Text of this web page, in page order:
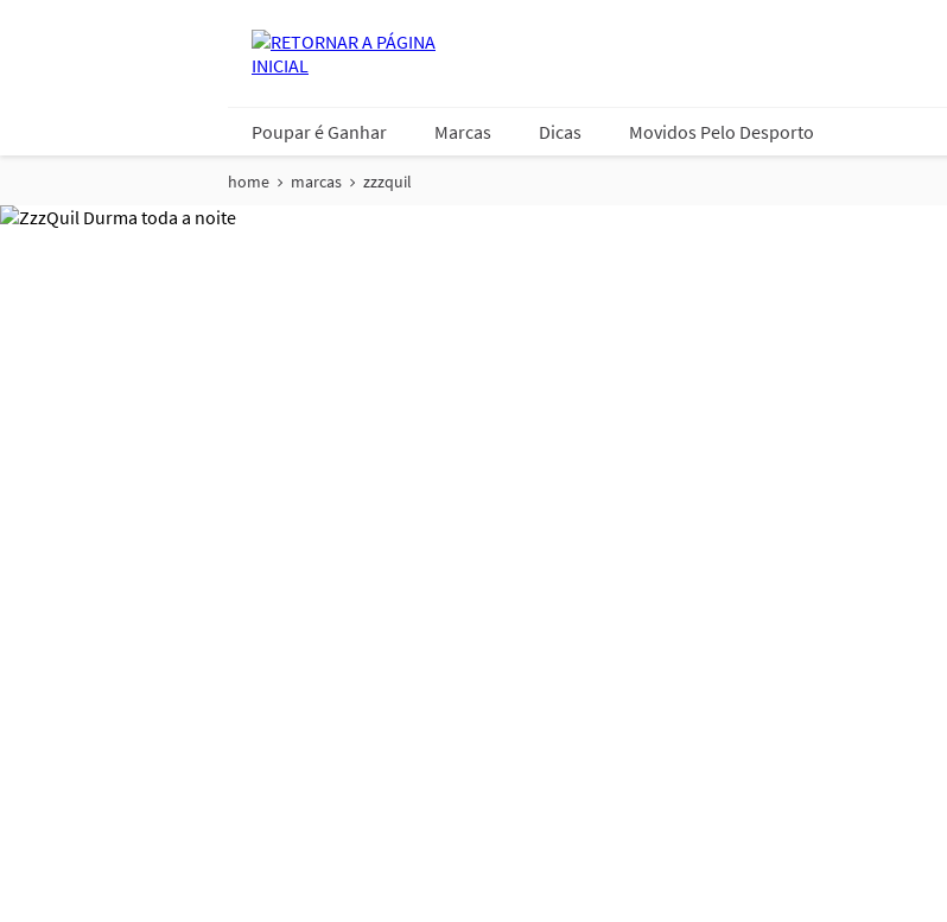
Poupar é Ganhar Marcas Dicas Movidos Pelo Desporto
home marcas zzzquil